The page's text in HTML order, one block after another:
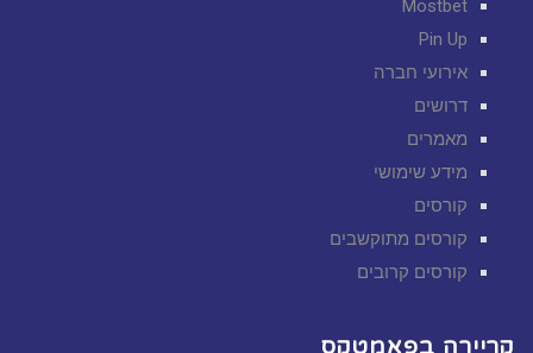
Mostbet
Pin Up
אירועי חברה
דרושים
מאמרים
מידע שימושי
קורסים
קורסים מתוקשבים
קורסים קרובים
קריירה בפאמטקס